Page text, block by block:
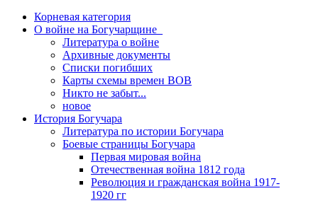
Корневая категория
О войне на Богучарщине_
Литература о войне
Архивные документы
Списки погибших
Карты схемы времен ВОВ
Никто не забыт...
новое
История Богучара
Литература по истории Богучара
Боевые страницы Богучара
Первая мировая война
Отечественная война 1812 года
Революция и гражданская война 1917-
1920 гг